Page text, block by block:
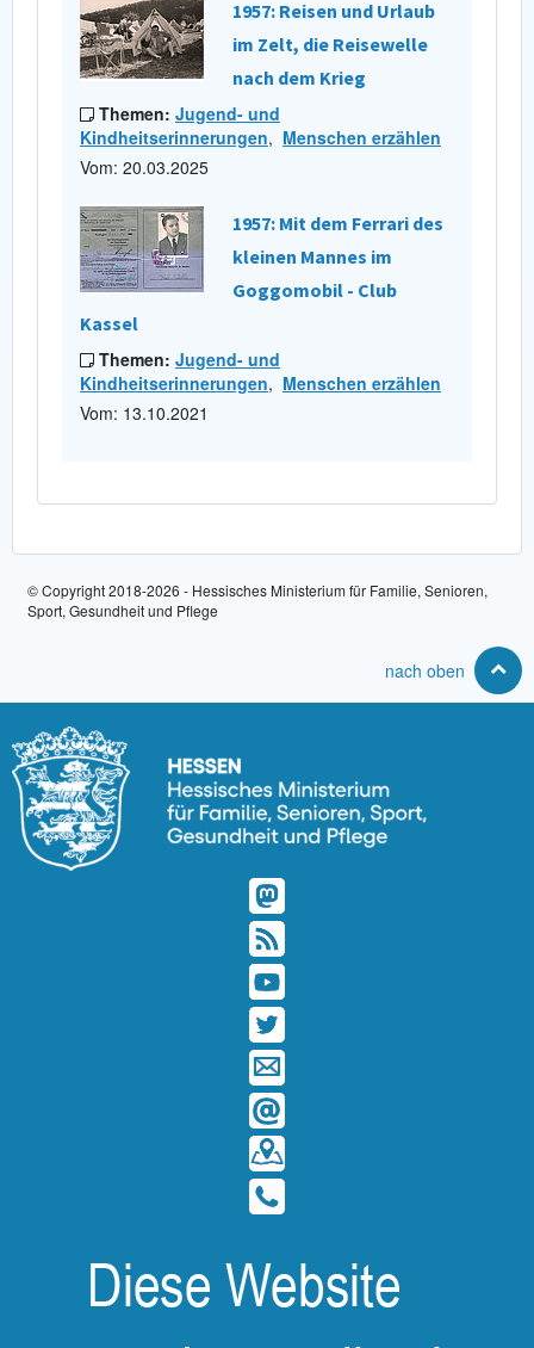
1957: Reisen und Urlaub
im Zelt, die Reisewelle
nach dem Krieg
Themen: Jugend- und
Kindheitserinnerungen, Menschen erzählen
Vom: 20.03.2025
1957: Mit dem Ferrari des
kleinen Mannes im
Goggomobil - Club
Kassel
Themen: Jugend- und
Kindheitserinnerungen, Menschen erzählen
Vom: 13.10.2021
© Copyright 2018-2026 - Hessisches Ministerium für Familie, Senioren,
Sport, Gesundheit und Pflege
nach oben